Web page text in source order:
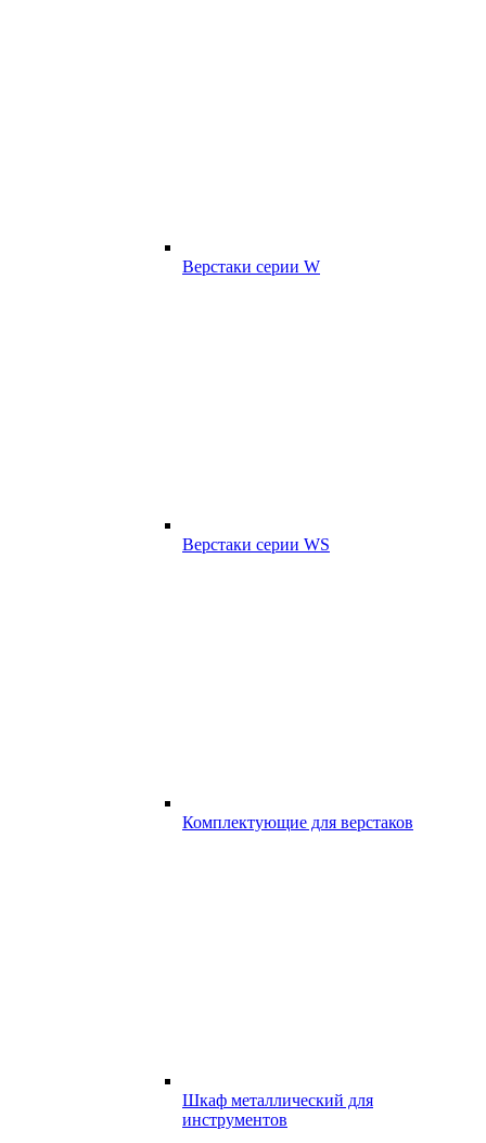
Верстаки серии W
Верстаки серии WS
Комплектующие для верстаков
Шкаф металлический для
инструментов